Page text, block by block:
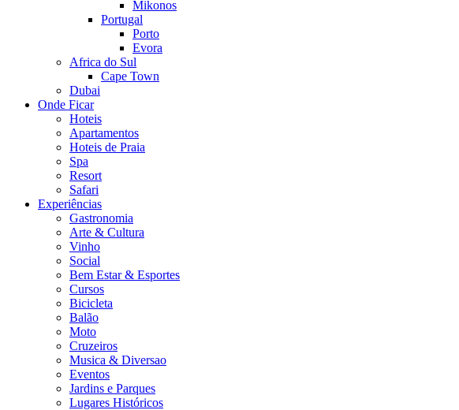
Mikonos
Portugal
Porto
Evora
Africa do Sul
Cape Town
Dubai
Onde Ficar
Hoteis
Apartamentos
Hoteis de Praia
Spa
Resort
Safari
Experiências
Gastronomia
Arte & Cultura
Vinho
Social
Bem Estar & Esportes
Cursos
Bicicleta
Balão
Moto
Cruzeiros
Musica & Diversao
Eventos
Jardins e Parques
Lugares Históricos